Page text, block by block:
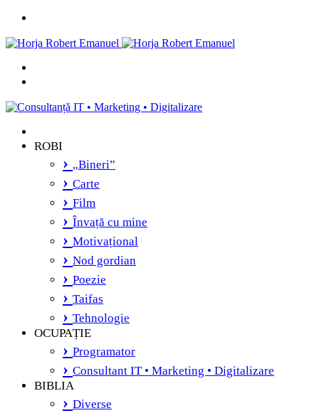
găsi...
ROBI
„Bineri”
Carte
Film
Învață cu mine
Motivațional
Nod gordian
Poezie
Taifas
Tehnologie
OCUPAȚIE
Programator
Consultant IT • Marketing • Digitalizare
BIBLIA
Diverse